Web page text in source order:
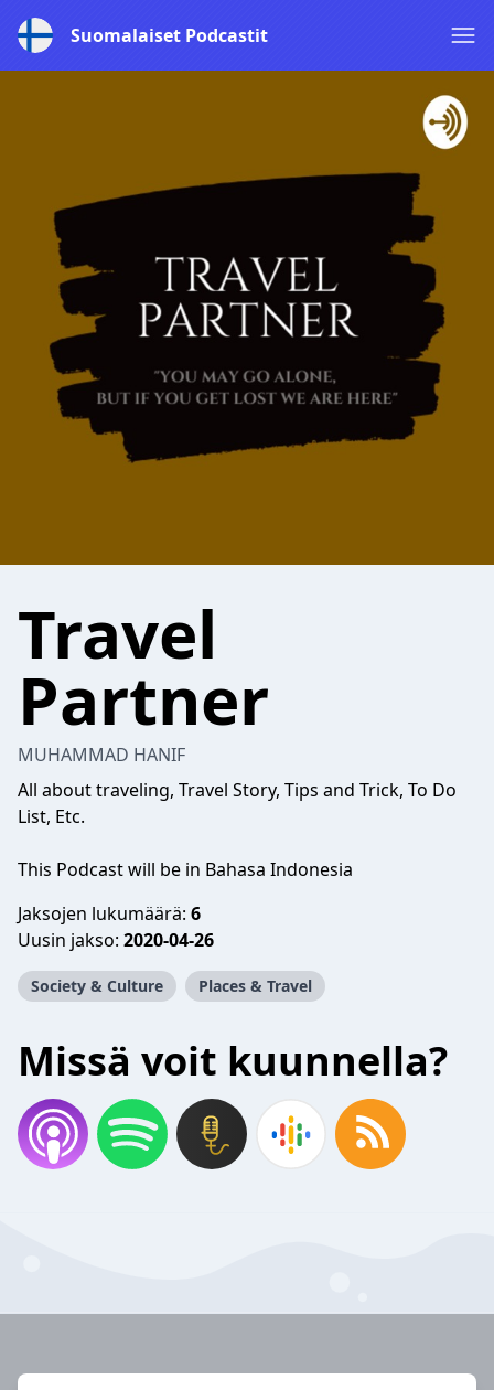
Suomalaiset Podcastit
Travel
Partner
MUHAMMAD HANIF
All about traveling, Travel Story, Tips and Trick, To Do
List, Etc.
This Podcast will be in Bahasa Indonesia
Jaksojen lukumäärä: 6
Uusin jakso: 2020-04-26
Society & Culture Places & Travel
Missä voit kuunnella?